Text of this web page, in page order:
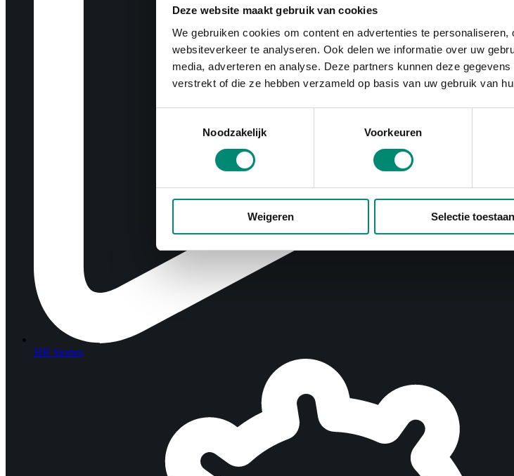
Deze website maakt gebruik van cookies
We gebruiken cookies om content en advertenties te
websiteverkeer te analyseren. Ook delen we informatie over uw
media, adverteren en analyse. Deze partners kunnen deze
verstrekt of die ze hebben verzameld op basis van uw gebruik van
Noodzakelijk
Voorkeuren
Weigeren Selectie toestaan
HR Stories